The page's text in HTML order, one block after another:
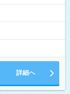
詳細へ